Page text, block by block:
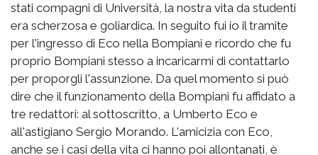
stati compagni di Università, la nostra vita da studenti
era scherzosa e goliardica. In seguito fui io il tramite
per l'ingresso di Eco nella Bompiani e ricordo che fu
proprio Bompiani stesso a incaricarmi di contattarlo
per proporgli l'assunzione. Da quel momento si può
dire che il funzionamento della Bompiani fu affidato a
tre redattori: al sottoscritto, a Umberto Eco e
all'astigiano Sergio Morando. L'amicizia con Eco,
anche se i casi della vita ci hanno poi allontanati, è